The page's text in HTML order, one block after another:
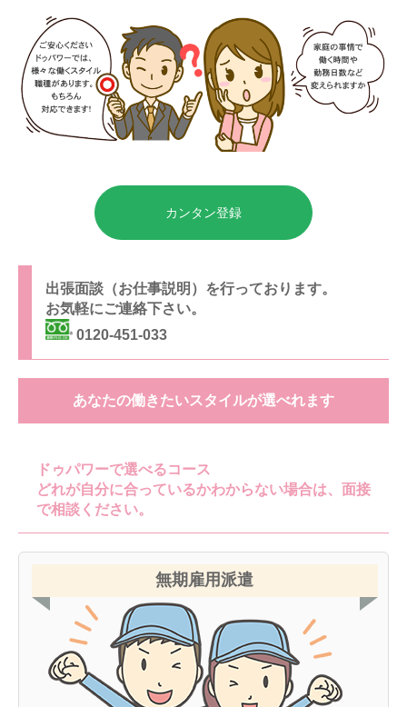
カンタン登録
出張面談（お仕事説明）を行っております。
お気軽にご連絡下さい。
0120-451-033
あなたの働きたいスタイルが選べれます
ドゥパワーで選べるコース
どれが自分に合っているかわからない場合は、面接
で相談ください。
無期雇用派遣